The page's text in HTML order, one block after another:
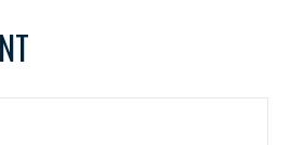
1 2 3
4
d’excellence et développez